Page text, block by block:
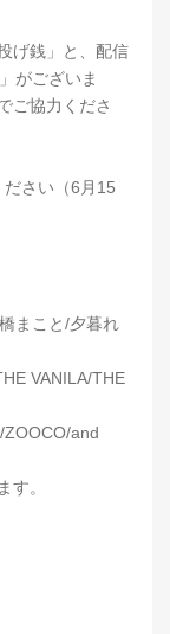
げ銭」と、配信
がございま
ご協力くださ
さい（6月15
まこと/夕暮れ
VANILA/THE
ZOOCO/and
す。